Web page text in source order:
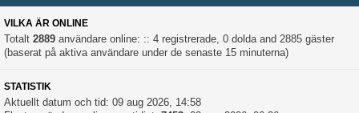
VILKA ÄR ONLINE
Totalt 2889 användare online: :: 4 registrerade, 0 dolda and 2885 gäster
(baserat på aktiva användare under de senaste 15 minuterna)
STATISTIK
Aktuellt datum och tid: 09 aug 2026, 14:58